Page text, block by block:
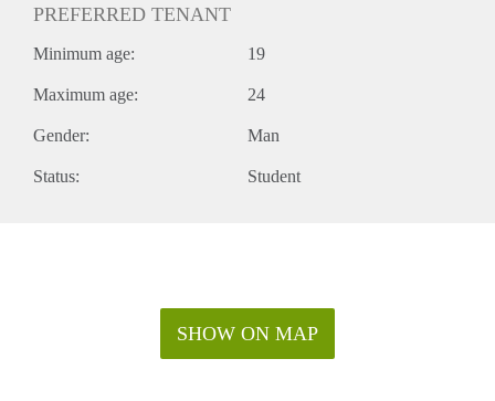
PREFERRED TENANT
Minimum age: 19
Maximum age: 24
Gender: Man
Status: Student
SHOW ON MAP